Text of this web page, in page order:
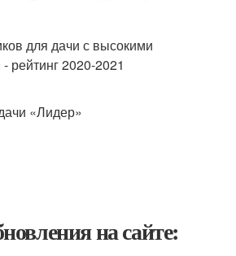
для дачи с высокими
рейтинг 2020-2021
«Лидер»
на сайте: